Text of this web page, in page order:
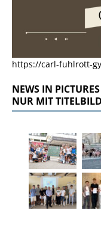
https://carl-fuhlrott-
NEWS IN
NUR MIT TITELBILD